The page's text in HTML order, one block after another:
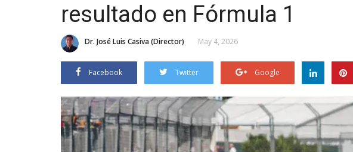
resultado en Fórmula 1
Dr. José Luis Casiva (Director) May 4, 2026
Facebook Twitter Google